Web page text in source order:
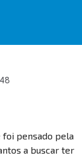
foi pensado pela
a buscar ter